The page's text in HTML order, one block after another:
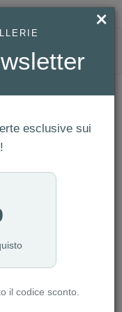
×
esclusive sui
il codice sconto.